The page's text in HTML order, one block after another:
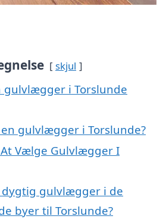
skjul
gulvlægger i Torslunde
gulvlægger i Torslunde?
At Vælge Gulvlægger I
dygtig gulvlægger i de
byer til Torslunde?